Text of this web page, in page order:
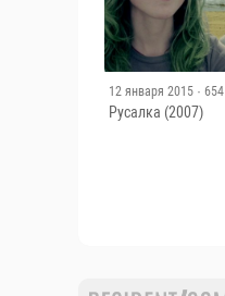
12 января 2015 · 654
Русалка (2007)